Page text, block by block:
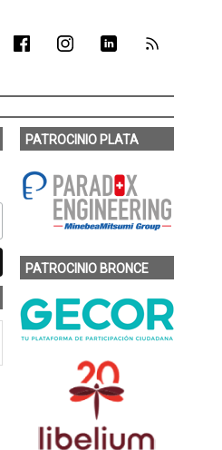
PATROCINIO PLATA
PATROCINIO BRONCE